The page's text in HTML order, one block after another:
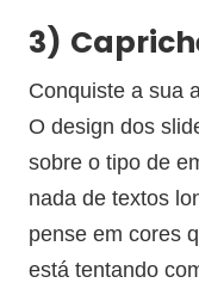
3)
Conquiste a sua
O design dos
sobre o tipo de
nada de textos
pense em cores
está tentando